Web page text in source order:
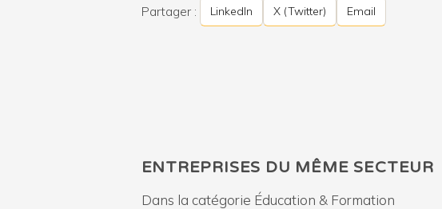
Partager : LinkedIn X (Twitter) Email
ENTREPRISES DU MÊME SECTEUR
Dans la catégorie Éducation & Formation